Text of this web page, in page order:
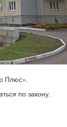
Плюс».
по закону.